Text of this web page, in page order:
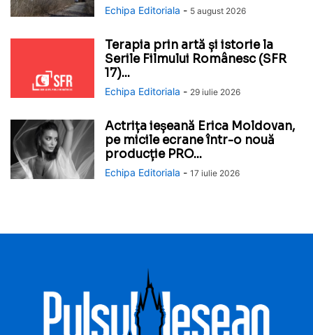
Echipa Editoriala - 5 august 2026
Terapia prin artă și istorie la
Serile Filmului Românesc (SFR
17)...
Echipa Editoriala - 29 iulie 2026
Actrița ieșeană Erica Moldovan,
pe micile ecrane într-o nouă
producție PRO...
Echipa Editoriala - 17 iulie 2026